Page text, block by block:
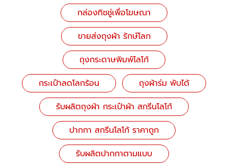
กล่องทิชชู่เพื่อโฆษณา
ขายส่งถุงผ้า รักษ์โลก
ถุงกระดาษพิมพ์โลโก้
กระเป๋าลดโลกร้อน
ถุงผ้าร่ม พับได้
รับผลิตถุงผ้า กระเป๋าผ้า สกรีนโลโก้
ปากกา สกรีนโลโก้ ราคาถูก
รับผลิตปากกาตามแบบ